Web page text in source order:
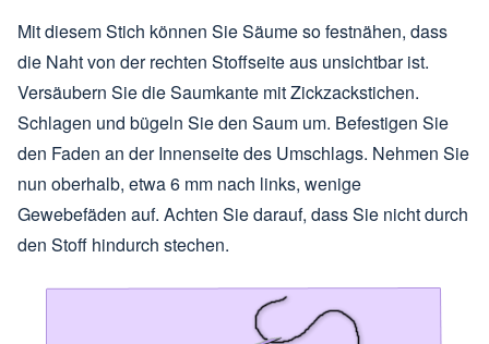
Mit diesem Stich können Sie Säume so festnähen, dass
die Naht von der rechten Stoffseite aus unsichtbar ist.
Versäubern Sie die Saumkante mit Zickzackstichen.
Schlagen und bügeln Sie den Saum um. Befestigen Sie
den Faden an der Innenseite des Umschlags. Nehmen Sie
nun oberhalb, etwa 6 mm nach links, wenige
Gewebefäden auf. Achten Sie darauf, dass Sie nicht durch
den Stoff hindurch stechen.